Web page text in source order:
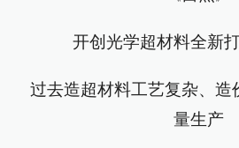
开创光学超材料全新
过去造超材料工艺复杂、造
量生产